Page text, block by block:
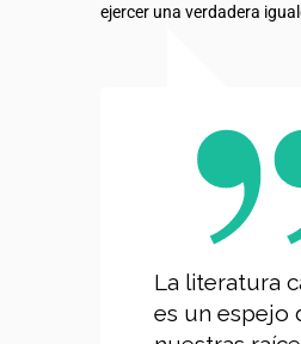
ejercer una verdadera
La literatura
es un espejo